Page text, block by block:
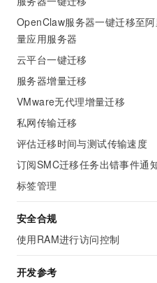
OpenClaw服务器一键迁移至
量应用服务器
云平台一键迁移
服务器增量迁移
VMware无代理增量迁移
私网传输迁移
评估迁移时间与测试传输速度
订阅SMC迁移任务出错事件通
标签管理
安全合规
使用RAM进行访问控制
开发参考